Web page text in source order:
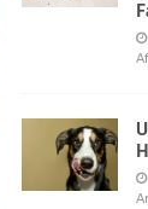
DIES
nicht jeder –
GESUNDHEIT